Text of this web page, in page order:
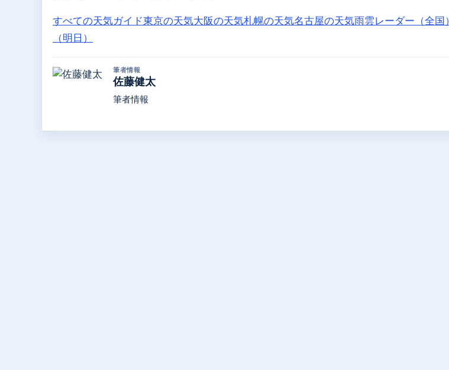
すべての天気ガイド東京の天気大阪の天気札幌の天気名古屋の天気雨雲レーダー（全国）
（明日）
筆者情報
佐藤健太
筆者情報